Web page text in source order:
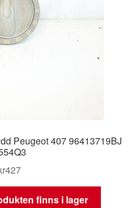
Peugeot 407 96413719BJ
427
finns i lager